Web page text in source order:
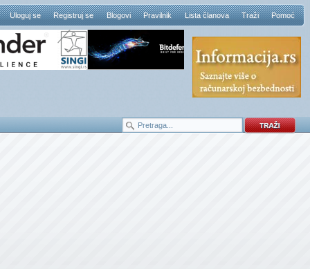
Uloguj se Registruj se Blogovi Pravilnik Lista članova Traži Pomoć